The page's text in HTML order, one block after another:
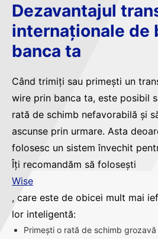
Dezavantajul
internaționale de
banca ta
Când trimiți sau primești un
wire prin banca ta, este posibil
rată de schimb nefavorabilă și
ascunse prin urmare. Asta
folosesc un sistem învechit
Îți recomandăm să folosești
Wise
, care este de obicei mult mai
lor inteligentă:
Primești o rată de schimb